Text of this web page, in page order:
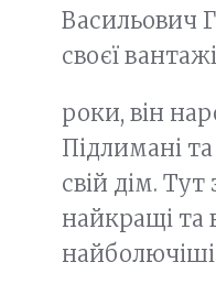
Васильович
своєї
роки, він
Підлимані
свій дім. Тут
найкращі та
найболючіші